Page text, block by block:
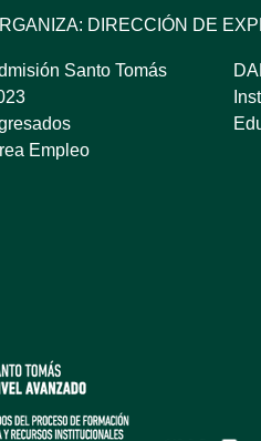
DIRECCIÓN DE
Santo Tomás
Empleo